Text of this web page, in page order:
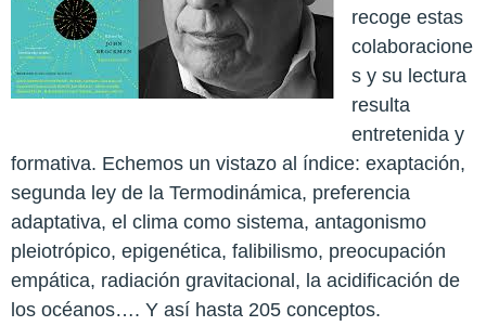
recoge estas
colaboracione
s y su lectura
resulta
entretenida y
formativa. Echemos un vistazo al índice: exaptación,
segunda ley de la Termodinámica, preferencia
adaptativa, el clima como sistema, antagonismo
pleiotrópico, epigenética, falibilismo, preocupación
empática, radiación gravitacional, la acidificación de
los océanos…. Y así hasta 205 conceptos.